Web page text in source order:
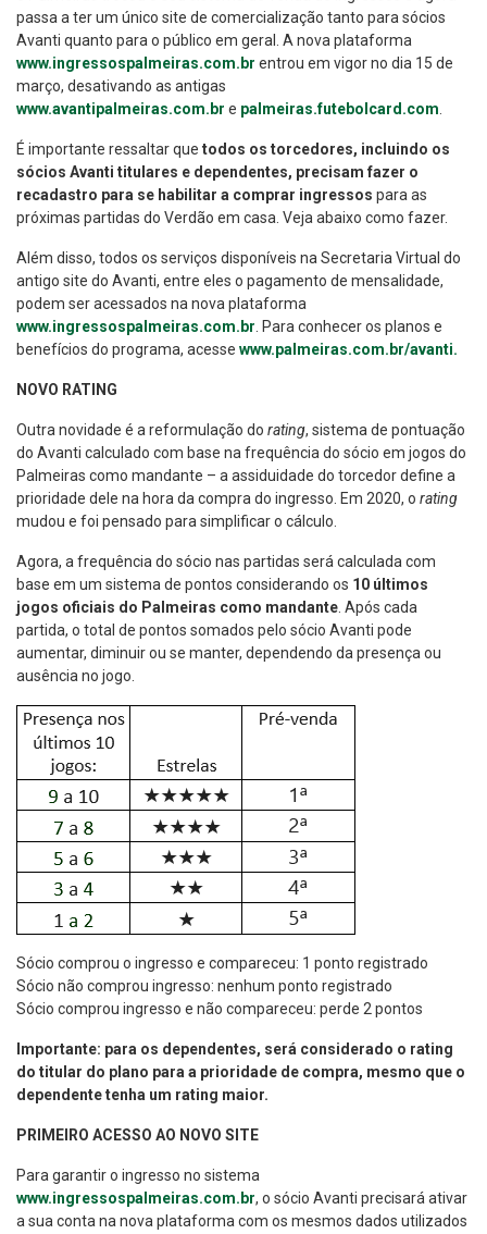
passa a ter um único site de comercialização tanto para sócios
Avanti quanto para o público em geral. A nova plataforma
www.ingressospalmeiras.com.br entrou em vigor no dia 15 de
março, desativando as antigas
www.avantipalmeiras.com.br e palmeiras.futebolcard.com
É importante ressaltar que todos os torcedores, incluindo os
sócios Avanti titulares e dependentes, precisam fazer o
recadastro para se habilitar a comprar ingressos para as
próximas partidas do Verdão em casa. Veja abaixo como fazer.
Além disso, todos os serviços disponíveis na Secretaria Virtual do
antigo site do Avanti, entre eles o pagamento de mensalidade,
podem ser acessados na nova plataforma
www.ingressospalmeiras.com.br . Para conhecer os planos e
benefícios do programa, acesse www.palmeiras.com.br/avanti.
NOVO RATING
Outra novidade é a reformulação do rating, sistema de pontuação
do Avanti calculado com base na frequência do sócio em jogos do
Palmeiras como mandante – a assiduidade do torcedor define a
prioridade dele na hora da compra do ingresso. Em 2020, o rating
mudou e foi pensado para simplificar o cálculo.
Agora, a frequência do sócio nas partidas será calculada com
base em um sistema de pontos considerando os 10 últimos
jogos oficiais do Palmeiras como mandante . Após cada
partida, o total de pontos somados pelo sócio Avanti pode
aumentar, diminuir ou se manter, dependendo da presença ou
ausência no jogo.
Sócio comprou o ingresso e compareceu: 1 ponto registrado
Sócio não comprou ingresso: nenhum ponto registrado
Sócio comprou ingresso e não compareceu: perde 2 pontos
Importante: para os dependentes, será considerado o rating
do titular do plano para a prioridade de compra, mesmo que o
dependente tenha um rating maior.
PRIMEIRO ACESSO AO NOVO SITE
Para garantir o ingresso no sistema
www.ingressospalmeiras.com.br, o sócio Avanti precisará ativar
a sua conta na nova plataforma com os mesmos dados utilizados